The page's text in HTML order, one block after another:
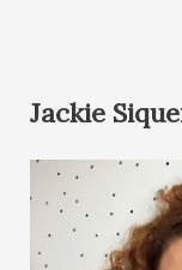
Jackie